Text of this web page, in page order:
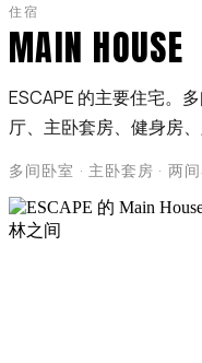
住宿
MAIN HOUSE
ESCAPE 的主要住宅。
厅、主卧套房、健身房
多间卧室 · 主卧套房 · 两